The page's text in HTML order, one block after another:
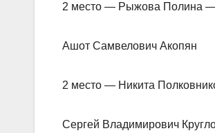
2 место — Рыжова Полина —
Ашот Самвелович Акопян
2 место — Никита
Сергей Владимирович